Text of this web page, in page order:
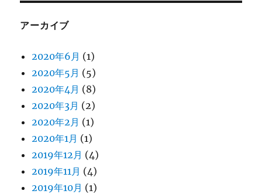
アーカイブ
2020年6月 (1)
2020年5月 (5)
2020年4月 (8)
2020年3月 (2)
2020年2月 (1)
2020年1月 (1)
2019年12月 (4)
2019年11月 (4)
2019年10月 (1)